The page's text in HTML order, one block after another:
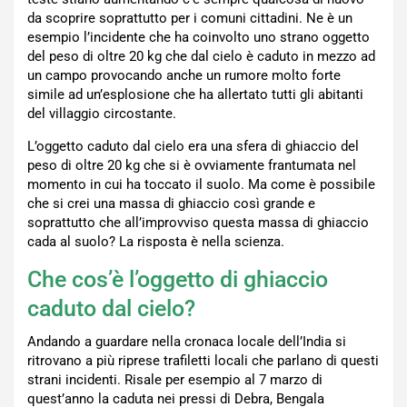
da scoprire soprattutto per i comuni cittadini. Ne è un
esempio l’incidente che ha coinvolto uno strano oggetto
del peso di oltre 20 kg che dal cielo è caduto in mezzo ad
un campo provocando anche un rumore molto forte
simile ad un’esplosione che ha allertato tutti gli abitanti
del villaggio circostante.
L’oggetto caduto dal cielo era una sfera di ghiaccio del
peso di oltre 20 kg che si è ovviamente frantumata nel
momento in cui ha toccato il suolo. Ma come è possibile
che si crei una massa di ghiaccio così grande e
soprattutto che all’improvviso questa massa di ghiaccio
cada al suolo? La risposta è nella scienza.
Che cos’è l’oggetto di ghiaccio
caduto dal cielo?
Andando a guardare nella cronaca locale dell’India si
ritrovano a più riprese trafiletti locali che parlano di questi
strani incidenti. Risale per esempio al 7 marzo di
quest’anno la caduta nei pressi di Debra, Bengala